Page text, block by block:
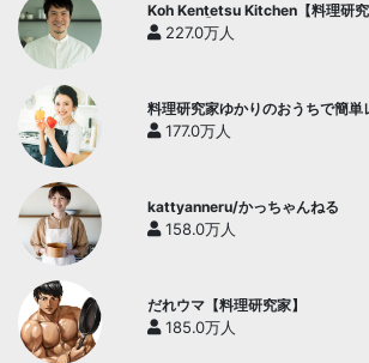
Koh Kentetsu Kitchen【料理研究
ャンネル】
227.0万人
料理研究家ゆかりのおうちで簡
Kitchen
177.0万人
kattyanneru/かっちゃんねる
158.0万人
だれウマ【料理研究家】
185.0万人